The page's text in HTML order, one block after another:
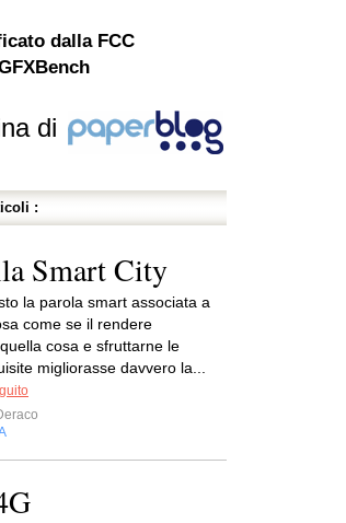
dalla FCC
di
:
Smart City
la parola smart associata a
come se il rendere
cosa e sfruttarne le
migliorasse davvero la...